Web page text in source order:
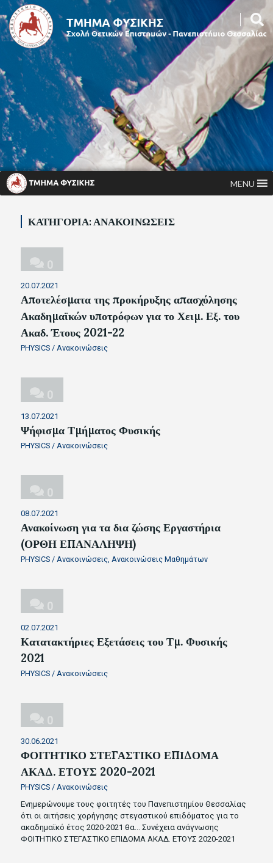
MENU
ΚΑΤΗΓΟΡΊΑ: ΑΝΑΚΟΙΝΏΣΕΙΣ
0
20.07.2021
Αποτελέσματα της προκήρυξης απασχόλησης
Ακαδημαϊκών υποτρόφων για το Χειμ. Εξ. του
Ακαδ. Έτους 2021-22
PHYSICS / Ανακοινώσεις
0
13.07.2021
Ψήφισμα Τμήματος Φυσικής
PHYSICS / Ανακοινώσεις
0
08.07.2021
Ανακοίνωση για τα δια ζώσης Εργαστήρια
(ΟΡΘΗ ΕΠΑΝΑΛΗΨΗ)
PHYSICS / Ανακοινώσεις, Ανακοινώσεις Μαθημάτων
0
02.07.2021
Κατατακτήριες Εξετάσεις του Τμ. Φυσικής
2021
PHYSICS / Ανακοινώσεις
0
30.06.2021
ΦΟΙΤΗΤΙΚΟ ΣΤΕΓΑΣΤΙΚΟ ΕΠΙΔΟΜΑ
ΑΚΑΔ. ΕΤΟΥΣ 2020-2021
PHYSICS / Ανακοινώσεις
Ενημερώνουμε τους φοιτητές του Πανεπιστημίου Θεσσαλίας
ότι οι αιτήσεις χορήγησης στεγαστικού επιδόματος για το
ακαδημαϊκό έτος 2020-2021 θα… Συνέχεια ανάγνωσης
ΦΟΙΤΗΤΙΚΟ ΣΤΕΓΑΣΤΙΚΟ ΕΠΙΔΟΜΑ ΑΚΑΔ. ΕΤΟΥΣ 2020-2021